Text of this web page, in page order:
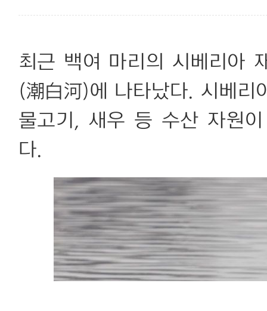
최근 백여 마리의 시베리아
(潮白河)에 나타났다. 시베리
물고기, 새우 등 수산 자원
다.